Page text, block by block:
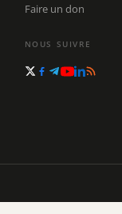
Faire un don
NOUS SUIVRE